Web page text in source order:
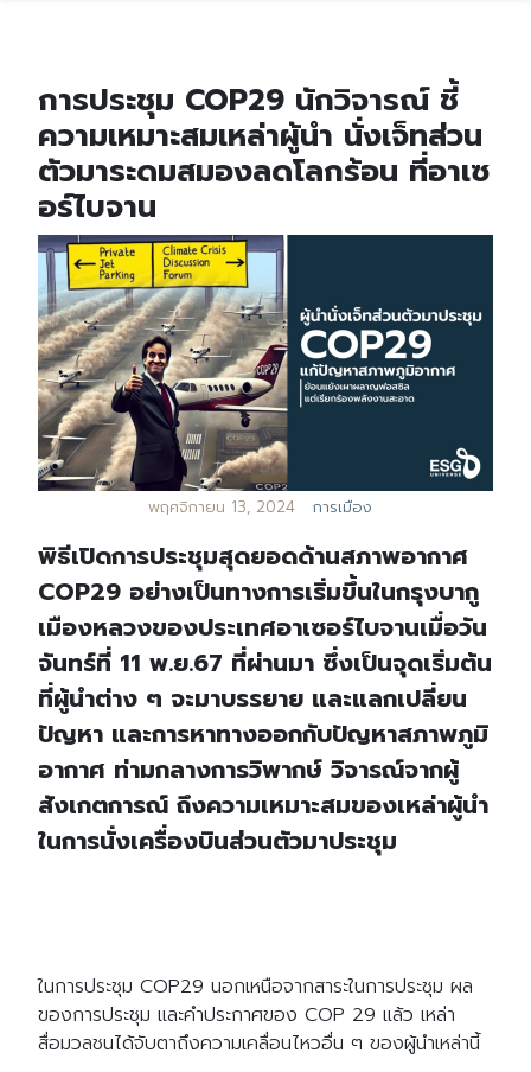
การประชุม COP29 นักวิจารณ์ ชี้
ความเหมาะสมเหล่าผู้นำ นั่งเจ็ทส่วน
ตัวมาระดมสมองลดโลกร้อน ที่อาเซ
อร์ไบจาน
พฤศจิกายน 13, 2024 การเมือง
พิธีเปิดการประชุมสุดยอดด้านสภาพอากาศ
COP29 อย่างเป็นทางการเริ่มขึ้นในกรุงบากู
เมืองหลวงของประเทศอาเซอร์ไบจานเมื่อวัน
จันทร์ที่ 11 พ.ย.67 ที่ผ่านมา ซึ่งเป็นจุดเริ่มต้น
ที่ผู้นำต่าง ๆ จะมาบรรยาย และแลกเปลี่ยน
ปัญหา และการหาทางออกกับปัญหาสภาพภูมิ
อากาศ ท่ามกลางการวิพากษ์ วิจารณ์จากผู้
สังเกตการณ์ ถึงความเหมาะสมของเหล่าผู้นำ
ในการนั่งเครื่องบินส่วนตัวมาประชุม
ในการประชุม COP29 นอกเหนือจากสาระในการประชุม ผล
ของการประชุม และคำประกาศของ COP 29 แล้ว เหล่า
สื่อมวลชนได้จับตาถึงความเคลื่อนไหวอื่น ๆ ของผู้นำเหล่านี้